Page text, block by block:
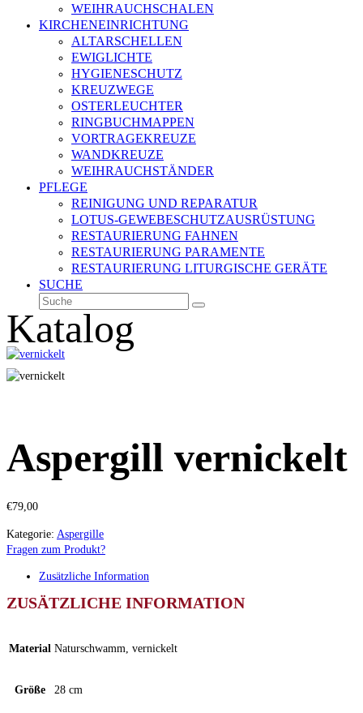
WEIHRAUCHSCHALEN
KIRCHENEINRICHTUNG
ALTARSCHELLEN
EWIGLICHTE
HYGIENESCHUTZ
KREUZWEGE
OSTERLEUCHTER
RINGBUCHMAPPEN
VORTRAGEKREUZE
WANDKREUZE
WEIHRAUCHSTÄNDER
PFLEGE
REINIGUNG UND REPARATUR
LOTUS-GEWEBESCHUTZAUSRÜSTUNG
RESTAURIERUNG FAHNEN
RESTAURIERUNG PARAMENTE
RESTAURIERUNG LITURGISCHE GERÄTE
SUCHE
Suche
Senden
Katalog
Aspergill vernickelt
€79,00
Kategorie: Aspergille
Fragen zum Produkt?
Zusätzliche Information
ZUSÄTZLICHE INFORMATION
Material Naturschwamm, vernickelt
Größe 28 cm